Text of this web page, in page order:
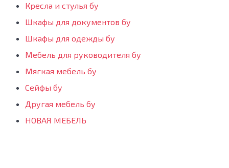
Кресла и стулья бу
Шкафы для документов бу
Шкафы для одежды бу
Мебель для руководителя бу
Мягкая мебель бу
Сейфы бу
Другая мебель бу
НОВАЯ МЕБЕЛЬ